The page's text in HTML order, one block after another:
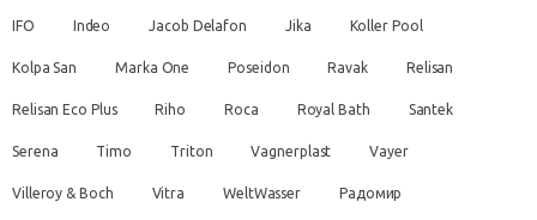
IFO Indeo Jacob Delafon Jika Koller Pool
Kolpa San Marka One Poseidon Ravak Relisan
Relisan Eco Plus Riho Roca Royal Bath Santek
Serena Timo Triton Vagnerplast Vayer
Villeroy & Boch Vitra WeltWasser Радомир